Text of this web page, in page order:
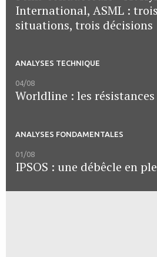
International, ASML :
situations, trois décisions
ANALYSES TECHNIQUE
04/08
Worldline : les
ANALYSES FONDAMENTALES
01/08
IPSOS : une débêcle en